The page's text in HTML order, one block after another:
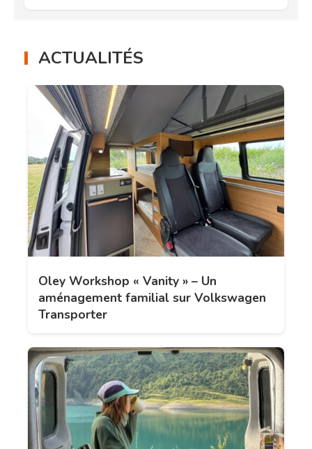
ACTUALITÉS
Oley Workshop « Vanity » – Un
aménagement familial sur Volkswagen
Transporter